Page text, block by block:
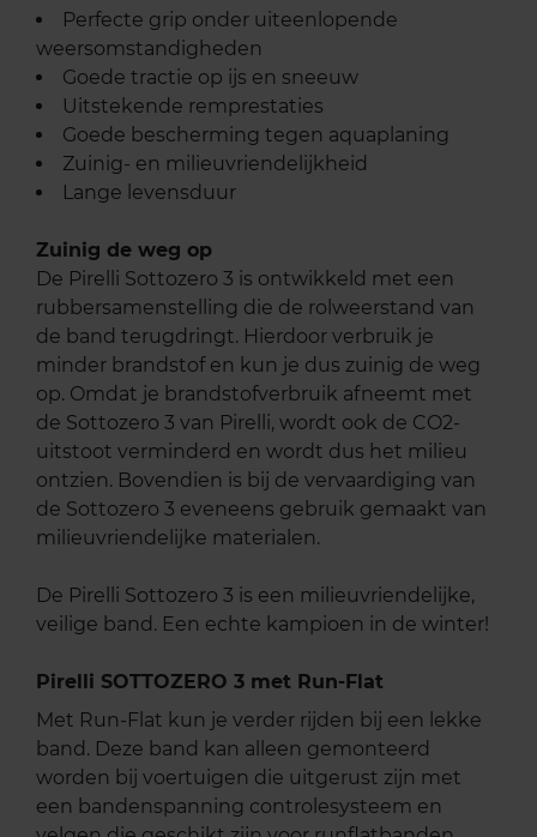
Perfecte grip onder uiteenlopende
weersomstandigheden
Goede tractie op ijs en sneeuw
Uitstekende remprestaties
Goede bescherming tegen aquaplaning
Zuinig- en milieuvriendelijkheid
Lange levensduur
Zuinig de weg op
De Pirelli Sottozero 3 is ontwikkeld met een
rubbersamenstelling die de rolweerstand van
de band terugdringt. Hierdoor verbruik je
minder brandstof en kun je dus zuinig de weg
op. Omdat je brandstofverbruik afneemt met
de Sottozero 3 van Pirelli, wordt ook de CO2-
uitstoot verminderd en wordt dus het milieu
ontzien. Bovendien is bij de vervaardiging van
de Sottozero 3 eveneens gebruik gemaakt van
milieuvriendelijke materialen.
De Pirelli Sottozero 3 is een milieuvriendelijke,
veilige band. Een echte kampioen in de winter!
Pirelli SOTTOZERO 3 met Run-Flat
Met Run-Flat kun je verder rijden bij een lekke
band. Deze band kan alleen gemonteerd
worden bij voertuigen die uitgerust zijn met
een bandenspanning controlesysteem en